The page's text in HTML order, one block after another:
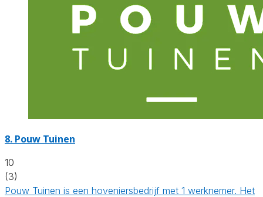
8. Pouw Tuinen
10
(3)
Pouw Tuinen is een hoveniersbedrijf met 1 werknemer. Het